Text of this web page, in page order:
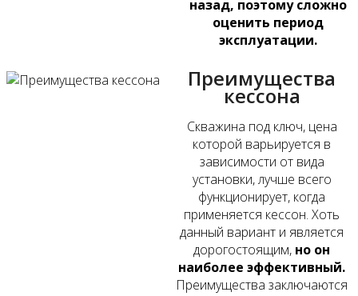
назад, поэтому сложно
оценить период
эксплуатации.
Преимущества
кессона
Скважина под ключ, цена
которой варьируется в
зависимости от вида
установки, лучше всего
функционирует, когда
применяется кессон. Хоть
данный вариант и является
дорогостоящим, но он
наиболее эффективный.
Преимущества заключаются